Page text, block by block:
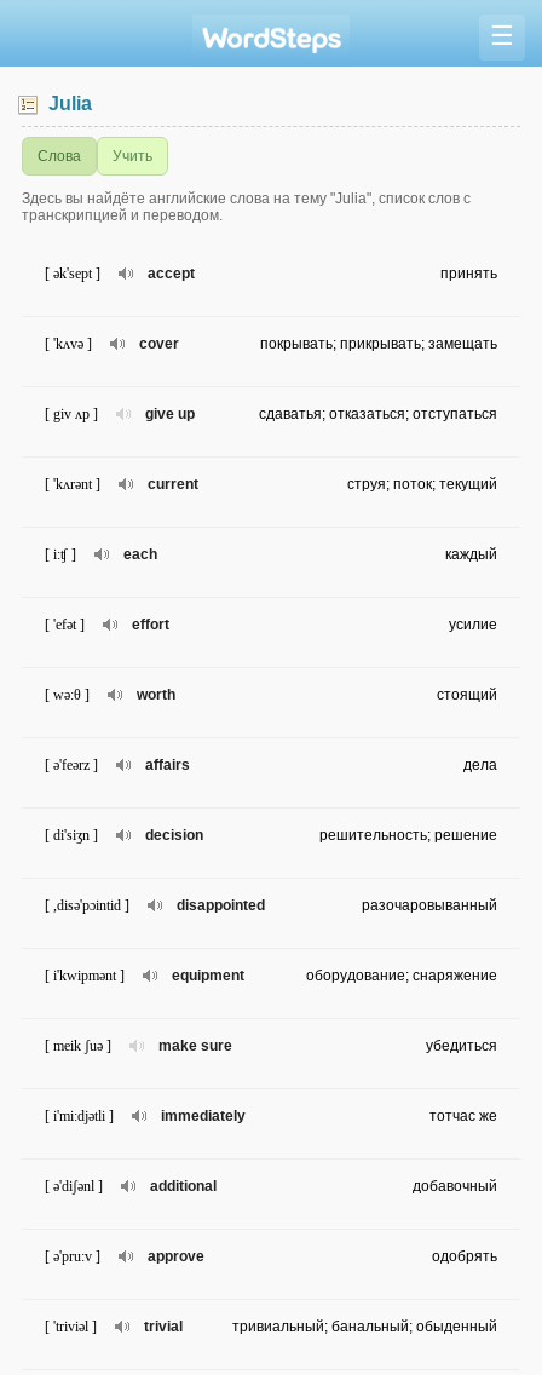
☰
Julia
Слова Учить
Здесь вы найдёте английские слова на тему "Julia", список слов с
транскрипцией и переводом.
accept
[ ək'sept ] принять
cover
[ 'kʌvə ] покрывать; прикрывать; замещать
give up
[ giv ʌp ] сдаватья; отказаться; отступаться
current
[ 'kʌrənt ] струя; поток; текущий
each
[ i:ʧ ] каждый
effort
[ 'efət ] усилие
worth
[ wə:θ ] стоящий
affairs
[ ə'feərz ] дела
decision
[ di'siʒn ] решительность; решение
disappointed
[ ,disə'pɔintid ] разочаровыванный
equipment
[ i'kwipmənt ] оборудование; снаряжение
make sure
[ meik ʃuə ] убедиться
immediately
[ i'mi:djətli ] тотчас же
additional
[ ə'diʃənl ] добавочный
approve
[ ə'pru:v ] одобрять
trivial
[ 'triviəl ] тривиальный; банальный; обыденный